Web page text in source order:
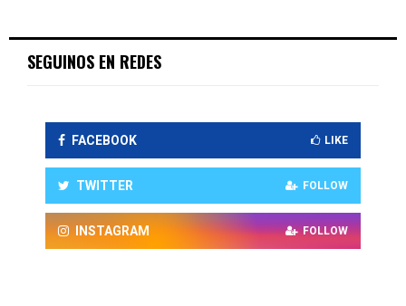
SEGUINOS EN REDES
FACEBOOK LIKE
TWITTER FOLLOW
INSTAGRAM FOLLOW